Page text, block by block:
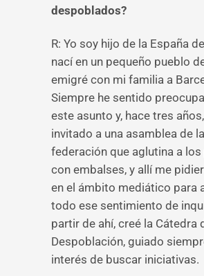
despoblados?
R: Yo soy hijo de la España
nací en un pequeño pueblo
emigré con mi familia a
Siempre he sentido
este asunto y, hace tres
invitado a una asamblea de la
federación que aglutina a
con embalses, y allí me
en el ámbito mediático para
todo ese sentimiento de
partir de ahí, creé la Cátedra
Despoblación, guiado
interés de buscar iniciativas.